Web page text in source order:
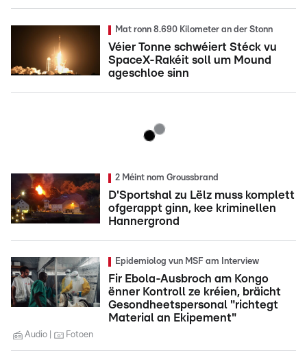
Mat ronn 8.690 Kilometer an der Stonn
Véier Tonne schwéiert Stéck vu
SpaceX-Rakéit soll um Mound
ageschloe sinn
2 Méint nom Groussbrand
D'Sportshal zu Lëlz muss komplett
ofgerappt ginn, kee kriminellen
Hannergrond
Epidemiolog vun MSF am Interview
Fir Ebola-Ausbroch am Kongo
ënner Kontroll ze kréien, bräicht
Gesondheetspersonal "richtegt
Material an Ekipement"
Audio Fotoen